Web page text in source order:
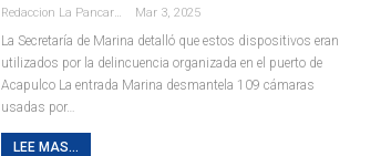
Mar 3, 2025
La Secretaría de Marina detalló que estos dispositivos eran
utilizados por la delincuencia organizada en el puerto de
Acapulco La entrada Marina desmantela 109 cámaras
usadas por…
LEE MAS...